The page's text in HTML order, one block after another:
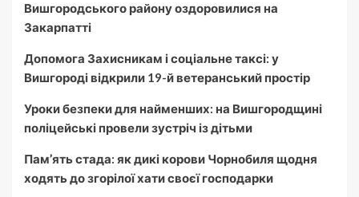
Вишгородського району оздоровилися на
Закарпатті
Допомога Захисникам і соціальне таксі: у
Вишгороді відкрили 19-й ветеранський простір
Уроки безпеки для найменших: на Вишгородщині
поліцейські провели зустріч із дітьми
Пам’ять стада: як дикі корови Чорнобиля щодня
ходять до згорілої хати своєї господарки